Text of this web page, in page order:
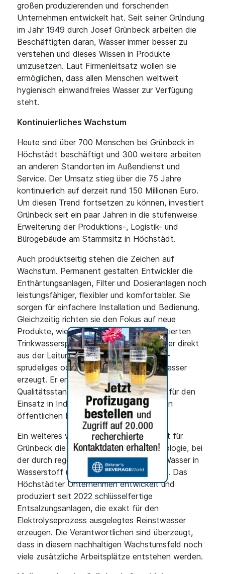
+
großen produzierenden und forschenden
Unternehmen entwickelt hat. Seit seiner Gründung
im Jahr 1949 durch Josef Grünbeck arbeiten die
Beschäftigten daran, Wasser immer besser zu
verstehen und dieses Wissen in Produkte
umzusetzen. Laut Firmenleitsatz wollen sie
ermöglichen, dass allen Menschen weltweit
hygienisch einwandfreies Wasser zur Verfügung
steht.
Kontinuierliches Wachstum
Heute sind über 700 Menschen bei Grünbeck in
Höchstädt beschäftigt und 300 weitere arbeiten
an anderen Standorten im Außendienst und
Service. Der Umsatz stieg über die 75 Jahre
kontinuierlich auf derzeit rund 150 Millionen Euro.
Um diesen Trend fortsetzen zu können, investiert
Grünbeck seit ein paar Jahren in die stufenweise
Erweiterung der Produktions-, Logistik- und
Bürogebäude am Stammsitz in Höchstädt.
Auch produktseitig stehen die Zeichen auf
Wachstum. Permanent gestalten Entwickler die
Enthärtungsanlagen, Filter und Dosieranlagen noch
leistungsfähiger, flexibler und komfortabler. Sie
sorgen für einfachere Installation und Bedienung.
Gleichzeitig richten sie den Fokus auf neue
Produkte, wie den 2021 erstmals präsentierten
Trinkwasserspender SODA JET Office, der direkt
aus der Leitung ein gekühltes stilles, mild-
sprudeliges oder spritzig-frisches Tafelwasser
erzeugt. Er erfüllt höchste Hygiene- und
Qualitätsstandards und eignet sich ideal für den
Einsatz in Industrie und Gewerbe sowie in
öffentlichen Einrichtungen.
Ein weiteres wichtiges Zukunftsthema ist für
Grünbeck die „grüne“ Wasserstofftechnologie, bei
der durch regenerativ erzeugten Strom Wasser in
Wasserstoff und Sauerstoff zerlegt wird. Das
Höchstädter Unternehmen entwickelt und
produziert seit 2022 schlüsselfertige
Entsalzungsanlagen, die exakt für den
Elektrolyseprozess ausgelegtes Reinstwasser
erzeugen. Die Verantwortlichen sind überzeugt,
dass in diesem nachhaltigen Wachstumsfeld noch
viele zusätzliche Arbeitsplätze entstehen werden.